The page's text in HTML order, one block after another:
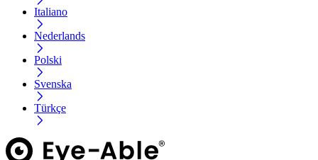
Italiano
Nederlands
Polski
Svenska
Türkçe